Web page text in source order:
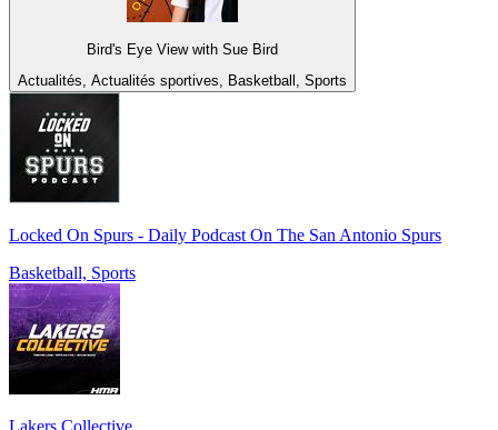
Bird's Eye View with Sue Bird
Actualités, Actualités sportives, Basketball, Sports
Locked On Spurs - Daily Podcast On The San Antonio Spurs
Basketball, Sports
Lakers Collective